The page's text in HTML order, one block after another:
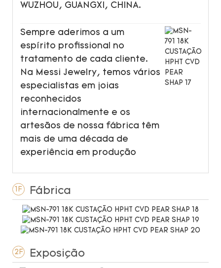
WUZHOU, GUANGXI, CHINA.
Sempre aderimos a um
espírito profissional no
tratamento de cada cliente.
Na Messi Jewelry, temos vários
especialistas em joias
reconhecidos
internacionalmente e os
artesãos de nossa fábrica têm
mais de uma década de
experiência em produção
1F Fábrica
2F Exposição